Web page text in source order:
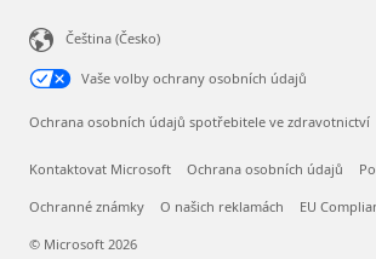
Čeština (Česko)
Vaše volby ochrany osobních údajů
Ochrana osobních údajů spotřebitele ve zdravotnictví
Kontaktovat Microsoft Ochrana osobních údajů
Ochranné známky O našich reklamách EU
© Microsoft 2026